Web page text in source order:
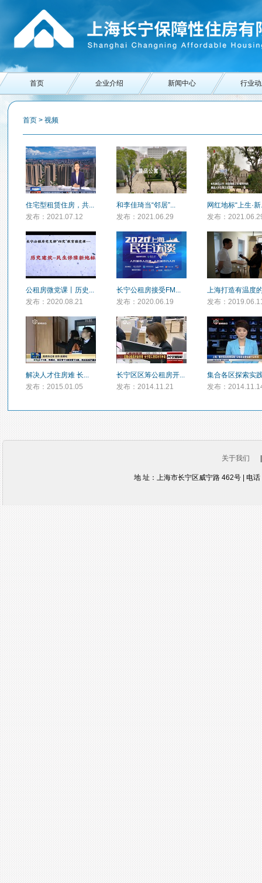
首页 企业介绍 新闻中心 行业
首页> 视频
住宅型租赁住房，共...
发布：2021.07.12
和李佳琦当“邻居”...
发布：2021.06.29
网红地标“上生·新
发布：
公租房微党课丨历史...
发布：2020.08.21
长宁公租房接受FM...
发布：2020.06.19
上海打造有温度
发布：
解决人才住房难 长...
发布：2015.01.05
长宁区区筹公租房开...
发布：2014.11.21
集合各区探索实
发布：
关于我们
地 址：上海市长宁区威宁路 462号 | 电